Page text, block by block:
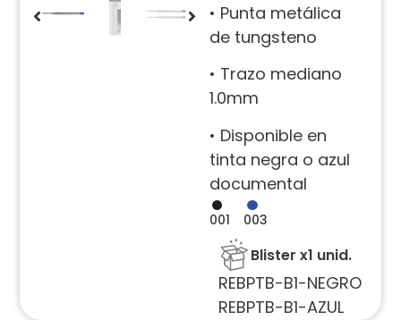
• Punta metálica
de tungsteno
• Trazo mediano
1.0mm
• Disponible en
tinta negra o azul
documental
001 003
Blister x1 unid.
REBPTB-B1-NEGRO
REBPTB-B1-AZUL